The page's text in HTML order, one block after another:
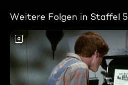
Weitere Folgen in Staffel 5
0